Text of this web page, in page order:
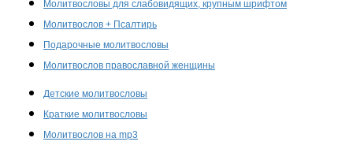
Молитвословы для слабовидящих, крупным шрифтом
Молитвослов + Псалтирь
Подарочные молитвословы
Молитвослов православной женщины
Детские молитвословы
Краткие молитвословы
Молитвослов на mp3